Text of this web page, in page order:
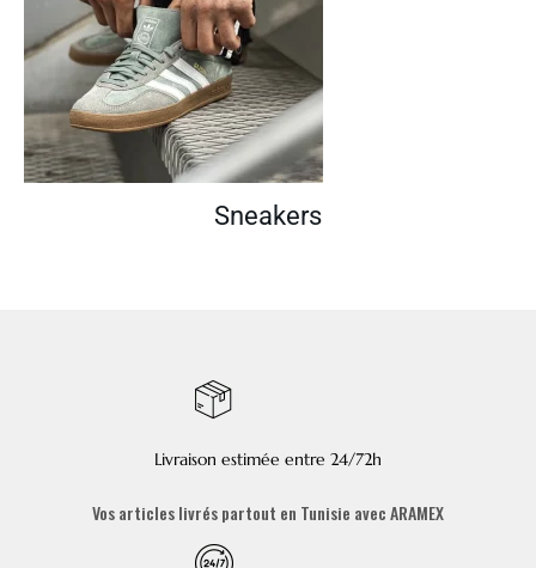
Sneakers
Livraison estimée entre 24/72h
Vos articles livrés partout en Tunisie avec ARAMEX